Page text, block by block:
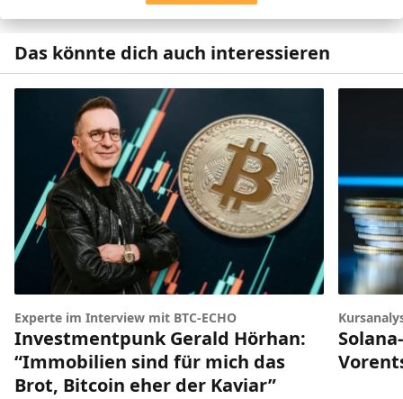
Das könnte dich auch interessieren
Experte im Interview mit BTC-ECHO
Investmentpunk Gerald Hörhan:
“Immobilien sind für mich das
Brot, Bitcoin eher der Kaviar”